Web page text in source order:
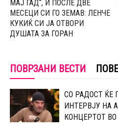
МАЈ ГАД“, И ПОСЛЕ ДВЕ
МЕСЕЦИ СИ ГО ЗЕМАВ: ЛЕНЧЕ
КУКИЌ СИ ЈА ОТВОРИ
ДУШАТА ЗА ГОРАН
ПОВРЗАНИ ВЕСТИ
СО РАДОСТ ЌЕ
ИНТЕРВЈУ НА
КОНЦЕРТОТ ВО